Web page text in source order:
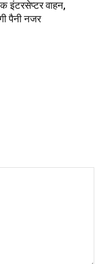
इंटरसेप्टर वाहन,
पैनी नजर